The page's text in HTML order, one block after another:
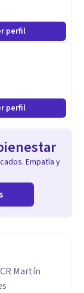
perfil
perfil
Empatía y
Martín